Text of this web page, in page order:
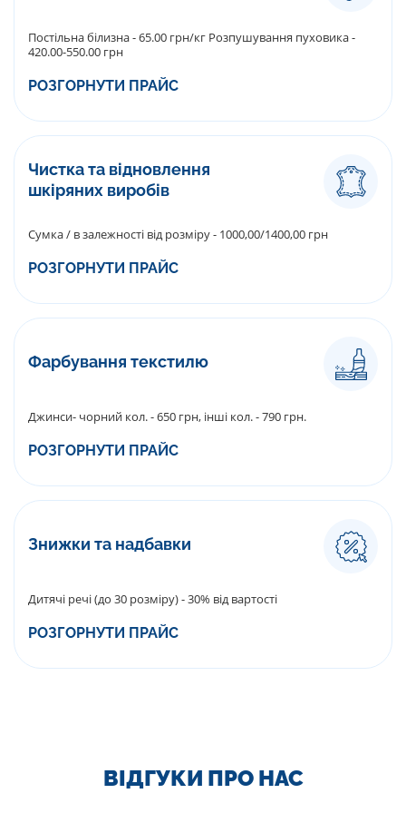
Постільна білизна - 65.00 грн/кг Розпушування пуховика -
420.00-550.00 грн
РОЗГОРНУТИ ПРАЙС
Чистка та відновлення
шкіряних виробів
Сумка / в залежності від розміру - 1000,00/1400,00 грн
РОЗГОРНУТИ ПРАЙС
Фарбування текстилю
Джинси- чорний кол. - 650 грн, інші кол. - 790 грн.
РОЗГОРНУТИ ПРАЙС
Знижки та надбавки
Дитячі речі (до 30 розміру) - 30% від вартості
РОЗГОРНУТИ ПРАЙС
ВІДГУКИ ПРО НАС